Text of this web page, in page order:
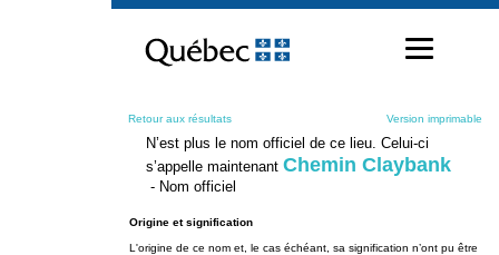
contenu
Retour aux résultats Version imprimable
N’est plus le nom officiel de ce lieu. Celui-ci
s’appelle maintenant Chemin Claybank
- Nom officiel
Origine et signification
L'origine de ce nom et, le cas échéant, sa signification n’ont pu être